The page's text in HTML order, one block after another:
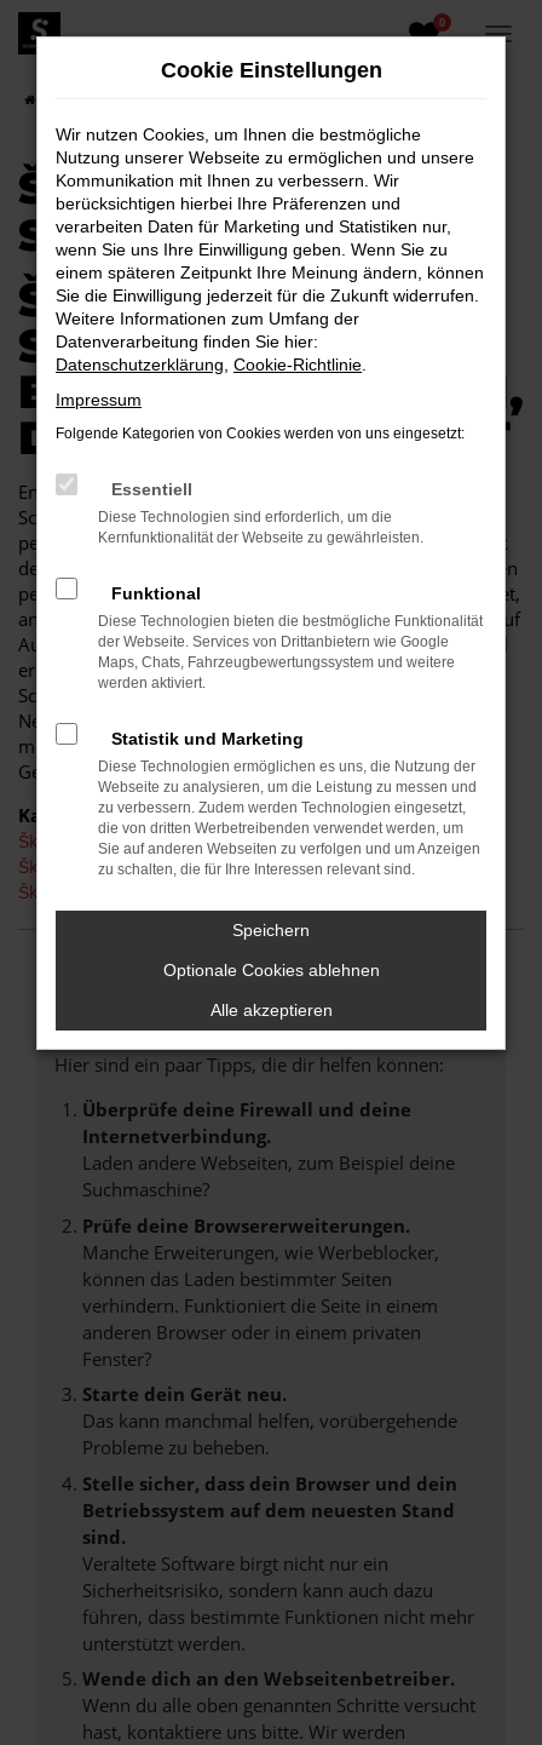
Zum
Hauptinhalt
0
ŠKODA FABIA FÜR
SCHWARZHEIDE
ŠKODA FABIA FÜR
SCHWARZHEIDE
EINE KOMBINATION,
DIE EINFACH PASST
Endlich angekommen: mit einem Škoda Fabia in
Schwarzheide machen Sie alles richtig und sitzen im
perfekten Fahrzeug für diese Stadt. Einerseits sind Sie dank
der Wendigkeit und der sparsamen und effizienten Motoren
perfekt auf den Stadtverkehr von Schwarzheide eingerichtet,
andererseits ist der Škoda Fabia jedoch auch für Fahrten auf
Autobahn oder Landstraße geeignet. Das vielseitige Modell
erhalten Sie als Kunde aus Schwarzheide im Autohaus
Schiefelbein. Wir bieten Ihnen den Škoda Fabia sowohl als
Neuwagen als auch als Tageszulassung. Wer noch etwas
mehr sparen möchte, entscheidet sich für ein
Gebrauchtfahrzeug oder einen Jahreswagen.
Kategorie
Škoda Fabia Gebrauchtwagen Schwarzheide
Škoda Fabia Neuwagen Schwarzheide
Škoda Fabia Schwarzheide
FEHLER: NETWORK ERROR
Beim Laden ist ein Fehler aufgetreten.
Hier sind ein paar Tipps, die dir helfen können:
Überprüfe deine Firewall und deine
Internetverbindung.
Laden andere Webseiten, zum Beispiel deine
Suchmaschine?
Prüfe deine Browsererweiterungen.
Manche Erweiterungen, wie Werbeblocker,
können das Laden bestimmter Seiten
verhindern. Funktioniert die Seite in einem
anderen Browser oder in einem privaten
Fenster?
Starte dein Gerät neu.
Das kann manchmal helfen, vorübergehende
Probleme zu beheben.
Stelle sicher, dass dein Browser und dein
Betriebssystem auf dem neuesten Stand
sind.
Veraltete Software birgt nicht nur ein
Sicherheitsrisiko, sondern kann auch dazu
führen, dass bestimmte Funktionen nicht mehr
unterstützt werden.
Wende dich an den Webseitenbetreiber.
Wenn du alle oben genannten Schritte versucht
hast, kontaktiere uns bitte. Wir werden
Cookie Einstellungen
Wir nutzen Cookies, um Ihnen die bestmögliche
Nutzung unserer Webseite zu ermöglichen und unsere
Kommunikation mit Ihnen zu verbessern. Wir
berücksichtigen hierbei Ihre Präferenzen und
verarbeiten Daten für Marketing und Statistiken nur,
wenn Sie uns Ihre Einwilligung geben. Wenn Sie zu
einem späteren Zeitpunkt Ihre Meinung ändern, können
Sie die Einwilligung jederzeit für die Zukunft widerrufen.
Weitere Informationen zum Umfang der
Datenverarbeitung finden Sie hier:
Datenschutzerklärung Cookie-Richtlinie
Impressum
Folgende Kategorien von Cookies werden von uns eingesetzt:
Essentiell
Diese Technologien sind erforderlich, um die
Kernfunktionalität der Webseite zu gewährleisten.
Funktional
Diese Technologien bieten die bestmögliche Funktionalität
der Webseite. Services von Drittanbietern wie Google
Maps, Chats, Fahrzeugbewertungssystem und weitere
werden aktiviert.
Statistik und Marketing
Diese Technologien ermöglichen es uns, die Nutzung der
Webseite zu analysieren, um die Leistung zu messen und
zu verbessern. Zudem werden Technologien eingesetzt,
die von dritten Werbetreibenden verwendet werden, um
Sie auf anderen Webseiten zu verfolgen und um Anzeigen
zu schalten, die für Ihre Interessen relevant sind.
Speichern
Optionale Cookies ablehnen
Alle akzeptieren